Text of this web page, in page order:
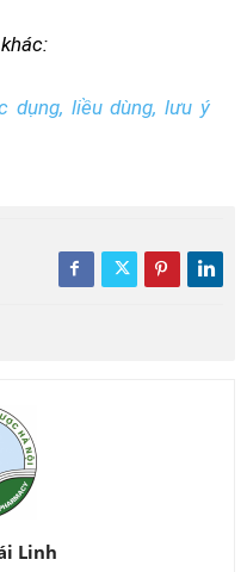
dụng, liều dùng, lưu ý
Linh